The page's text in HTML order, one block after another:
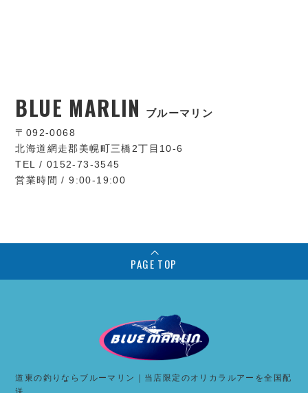
BLUE MARLIN ブルーマリン
〒092-0068
北海道網走郡美幌町三橋2丁目10-6
TEL / 0152-73-3545
営業時間 / 9:00-19:00
PAGE TOP
道東の釣りならブルーマリン｜当店限定のオリカラルアーを全国配